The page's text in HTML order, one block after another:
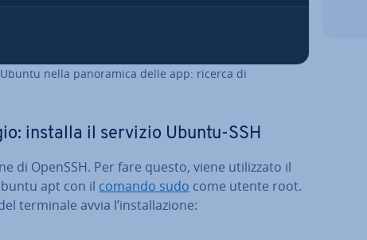
nella pa­no­ra­mi­ca delle app: ricerca di
installa il servizio Ubuntu-SSH
di OpenSSH. Per fare questo, viene uti­liz­za­to il
apt con il comando sudo come utente root.
terminale avvia l’in­stal­la­zio­ne: